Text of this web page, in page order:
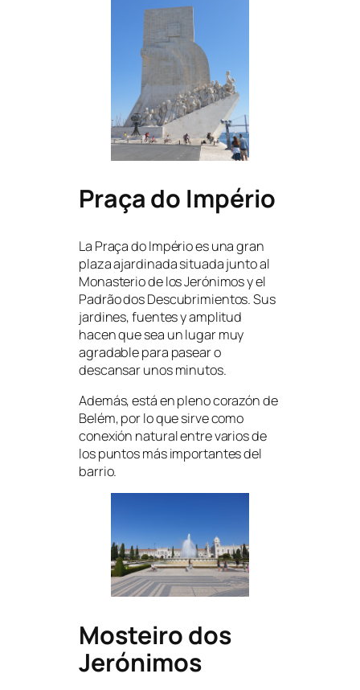
Praça do Império
La Praça do Império es una gran
plaza ajardinada situada junto al
Monasterio de los Jerónimos y el
Padrão dos Descubrimientos. Sus
jardines, fuentes y amplitud
hacen que sea un lugar muy
agradable para pasear o
descansar unos minutos.
Además, está en pleno corazón de
Belém, por lo que sirve como
conexión natural entre varios de
los puntos más importantes del
barrio.
Mosteiro dos
Jerónimos